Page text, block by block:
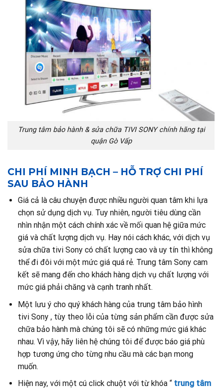
Trung tâm bảo hành & sửa chữa TIVI SONY chính hãng tại
quận Gò Vấp
CHI PHÍ MINH BẠCH – HỖ TRỢ CHI PHÍ
SAU BẢO HÀNH
Giá cả là câu chuyện được nhiều người quan tâm khi lựa
chọn sử dụng dịch vụ. Tuy nhiên, người tiêu dùng cần
nhìn nhận một cách chính xác về mối quan hệ giữa mức
giá và chất lượng dịch vụ. Hay nói cách khác, với dịch vụ
sửa chữa tivi Sony có chất lượng cao và uy tín thì không
thể đi đôi với một mức giá quá rẻ. Trung tâm Sony cam
kết sẽ mang đến cho khách hàng dịch vụ chất lượng với
mức giá phải chăng và cạnh tranh nhất.
Một lưu ý cho quý khách hàng của trung tâm bảo hình
tivi Sony , tùy theo lỗi của từng sản phẩm cần được sửa
chữa bảo hành mà chúng tôi sẽ có những mức giá khác
nhau. Vì vậy, hãy liên hệ chúng tôi để được báo giá phù
hợp tương ứng cho từng nhu cầu mà các bạn mong
muốn.
Hiện nay, với một cú click chuột với từ khóa “ trung tâm